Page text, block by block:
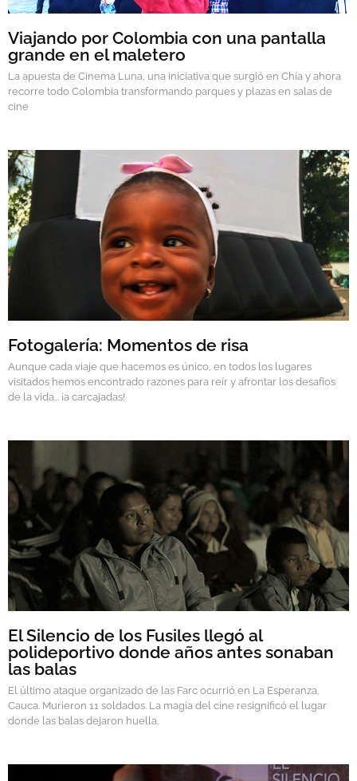
Viajando por Colombia con una pantalla
grande en el maletero
La apuesta de Cinema Luna, una iniciativa que surgió en Chía y ahora
recorre todo Colombia transformando parques y plazas en salas de
cine
Fotogalería: Momentos de risa
Aunque cada viaje que hacemos es único, en todos los lugares
visitados hemos encontrado razones para reír y afrontar los desafíos
de la vida... ¡a carcajadas!
El Silencio de los Fusiles llegó al
polideportivo donde años antes sonaban
las balas
El último ataque organizado de las Farc ocurrió en La Esperanza,
Cauca. Murieron 11 soldados. La magia del cine resignificó el lugar
donde las balas dejaron huella.